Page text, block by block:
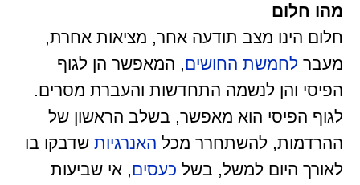
מהו חלום
חלום הינו מצב תודעה אחר, מציאות אחרת,
מעבר לחמשת החושים, המאפשר הן לגוף
הפיסי והן לנשמה התחדשות והעברת מסרים.
לגוף הפיסי הוא מאפשר, בשלב הראשון של
ההרדמות, להשתחרר מכל האנרגיותשדבקו בו
לאורך היום למשל, בשל כעסים, אי שביעות